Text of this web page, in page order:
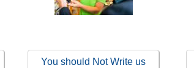
You should Not Write us